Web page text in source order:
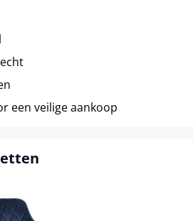
een veilige aankoop